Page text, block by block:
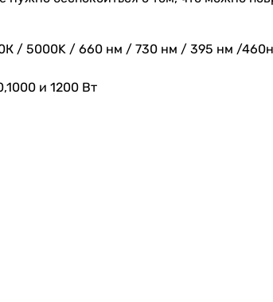
/ 5000K / 660 нм / 730 нм / 395 нм /
и 1200 Вт